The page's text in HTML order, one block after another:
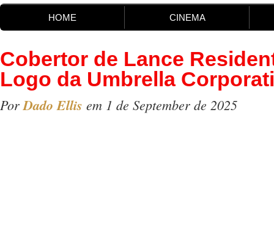
HOME CINEMA
Cobertor de Lance
Logo da Umbrella
PorDado Ellis em 1 de September de 2025